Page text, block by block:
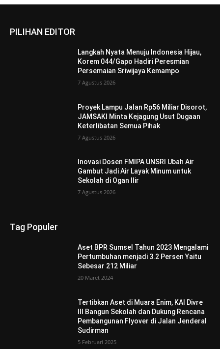
PILIHAN EDITOR
Langkah Nyata Menuju Indonesia Hijau,
Korem 044/Gapo Hadiri Peresmian
Persemaian Sriwijaya Kemampo
7 Agustus 2026
Proyek Lampu Jalan Rp56 Miliar Disorot,
JAMSAKI Minta Kejagung Usut Dugaan
Keterlibatan Semua Pihak
7 Agustus 2026
Inovasi Dosen FMIPA UNSRI Ubah Air
Gambut Jadi Air Layak Minum untuk
Sekolah di Ogan Ilir
7 Agustus 2026
Tag Populer
Aset BPR Sumsel Tahun 2023 Mengalami
Pertumbuhan menjadi 3.2 Persen Yaitu
Sebesar 212 Miliar
20 Maret 2024
Tertibkan Aset di Muara Enim, KAI Divre
III Bangun Sekolah dan Dukung Rencana
Pembangunan Flyover di Jalan Jenderal
Sudirman
5 Februari 2025